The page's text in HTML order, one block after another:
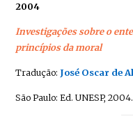
2004
Investigações sobre o
princípios da moral
Tradução: José Oscar de
São Paulo: Ed. UNESP,